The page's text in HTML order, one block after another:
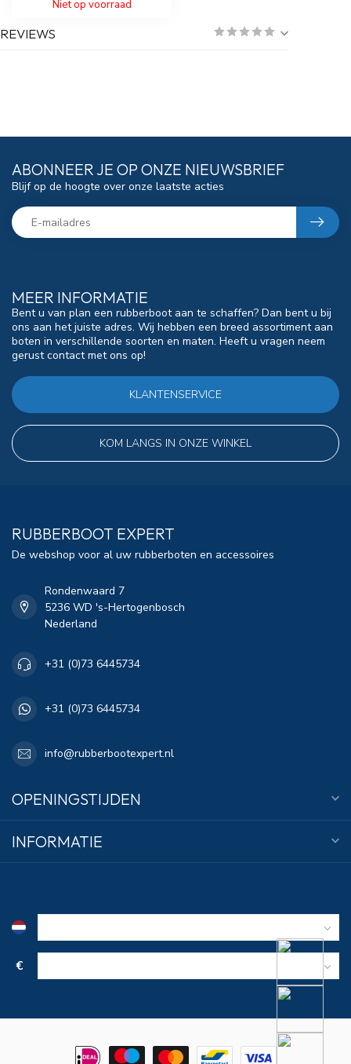
Niet op voorraad
REVIEWS
MEER INFORMATIE
Bent u van plan een rubberboot aan te schaffen? Dan bent u bij
ons aan het juiste adres. Wij hebben een breed assortiment aan
boten in verschillende soorten en maten. Heeft u vragen neem
gerust contact met ons op!
KLANTENSERVICE
KOM LANGS IN ONZE WINKEL
ABONNEER JE OP ONZE NIEUWSBRIEF
Blijf op de hoogte over onze laatste acties
RUBBERBOOT EXPERT
De webshop voor al uw rubberboten en accessoires
Rondenwaard 7
5236 WD 's-Hertogenbosch
Nederland
+31 (0)73 6445734
+31 (0)73 6445734
info@rubberbootexpert.nl
OPENINGSTIJDEN
INFORMATIE
€